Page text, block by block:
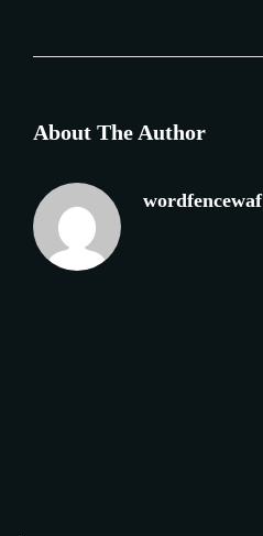
About The Author
wordfencewaf